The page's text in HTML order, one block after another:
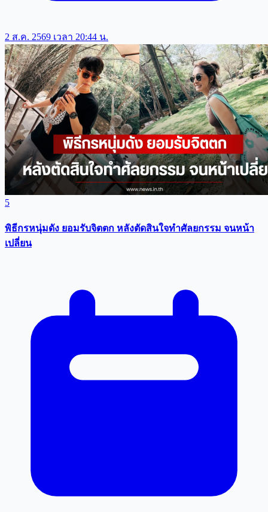
2 ส.ค. 2569 เวลา 20:44 น.
5
พิธีกรหนุ่มดัง ยอมรับจิตตก หลังตัดสินใจทำศัลยกรรม จนหน้า
เปลี่ยน